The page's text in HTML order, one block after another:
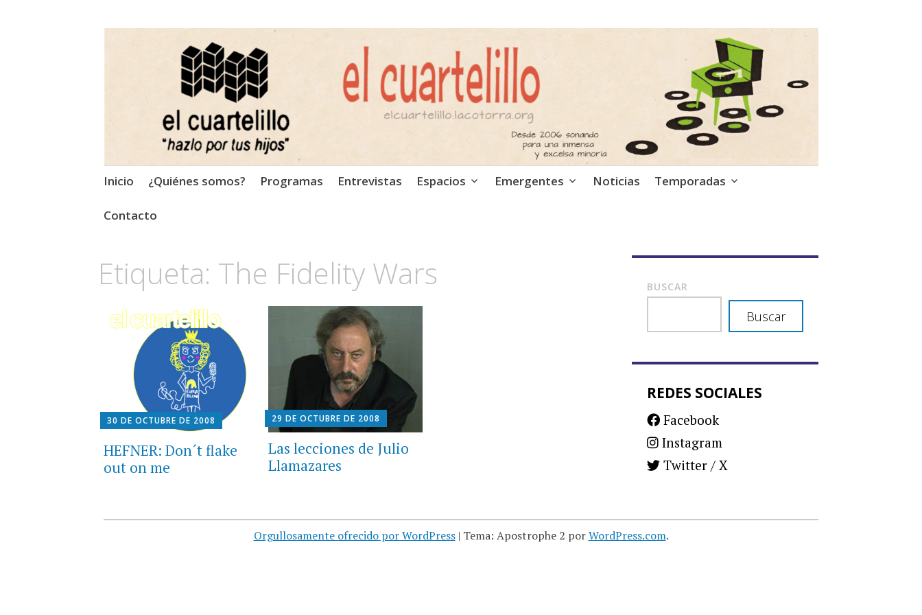
El Cuartelillo
Programa de radio de música independiente. Podcast
Saltar
contenido
Inicio ¿Quiénes somos? Programas Entrevistas Espacios Emergentes Noticias Temporadas
Contacto
Etiqueta: The Fidelity Wars
30 DE OCTUBRE DE 2008
HEFNER: Don´t flake
out on me
29 DE OCTUBRE DE 2008
Las lecciones de Julio
Llamazares
BUSCAR
Buscar
REDES SOCIALES
Facebook
Instagram
Twitter / X
Orgullosamente ofrecido por WordPress | Tema: Apostrophe 2 porWordPress.com.